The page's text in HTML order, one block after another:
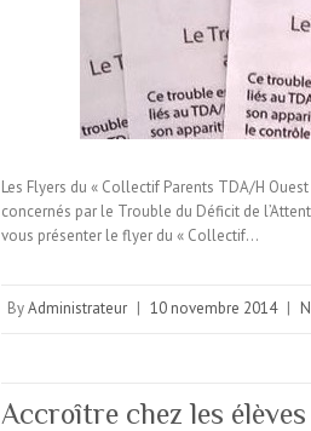
Les Flyers du « Collectif Parents TDA/H
concernés par le Trouble du Déficit de
vous présenter le flyer du « Collectif…
ByAdministrateur | 10 novembre 2014 |
Accroître chez les